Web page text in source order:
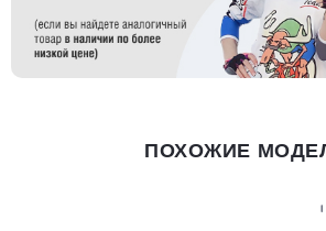
ПОХОЖИЕ